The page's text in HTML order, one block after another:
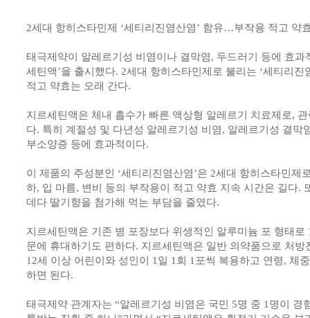
2세대 항히스타민제 ‘세티리진염산염’ 함유…부작용 적고 약
태극제약이 알레르기성 비염이나 결막염, 두드러기 등에 효과
세틴액’을 출시했다. 2세대 항히스타민제로 불리는 ‘세티리진
적고 약효는 오래 간다.
지르세틴액은 체내 흡수가 빠른 액상형 알레르기 치료제로,
다. 특히 계절성 및 다년성 알레르기성 비염, 알레르기성 결막
부소양증 등에 효과적이다.
이 제품의 주성분인 ‘세티리진염산염’은 2세대 항히스타민제
하, 입 마름, 변비 등의 부작용이 적고 약효 지속 시간은 길다.
데다 딸기향을 첨가해 먹는 부담을 줄였다.
지르세틴액은 기존 병 포장보다 위생적인 알루미늄 포 형태로
문에 휴대하기도 편하다. 지르세틴액은 일반 의약품으로 처방
12세 이상 어린이와 성인이 1일 1회 1포씩 복용하고 연령, 체
하면 된다.
태극제약 관계자는 “알레르기성 비염은 국민 5명 중 1명이 경